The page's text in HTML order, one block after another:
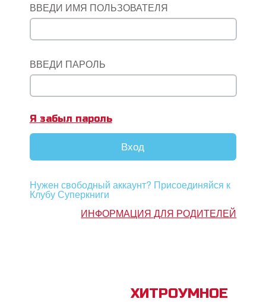
язык
ВВЕДИ ИМЯ ПОЛЬЗОВАТЕЛЯ
ВВЕДИ ПАРОЛЬ
Я забыл пароль
Вход
Нужен свободный аккаунт? Присоединяйся к
Клубу Суперкниги
ИНФОРМАЦИЯ ДЛЯ РОДИТЕЛЕЙ
ХИТРОУМНОЕ